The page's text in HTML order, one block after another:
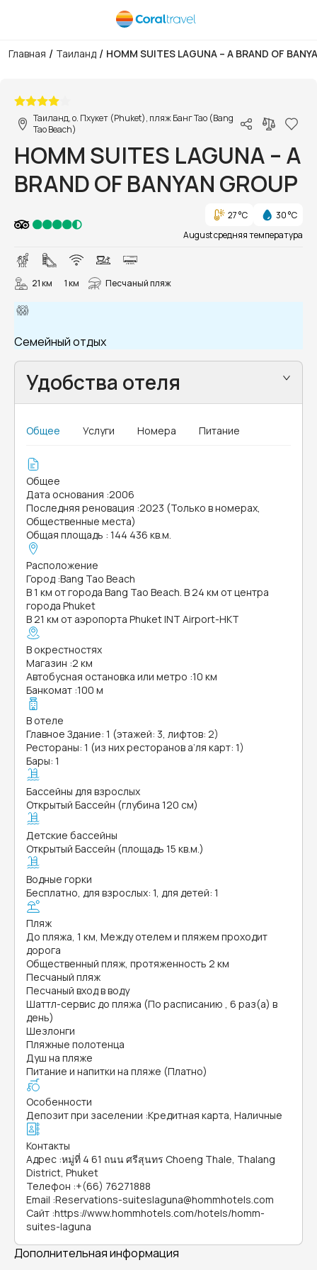
Главная / Таиланд / HOMM SUITES LAGUNA – A BRAND OF
Таиланд, о. Пхукет (Phuket), пляж Банг Тао (Bang
Tao Beach)
HOMM SUITES LAGUNA – A
BRAND OF BANYAN GROUP
27 °C
30 °C
August средняя температура
21 км 1 км Песчаный пляж
Семейный отдых
Удобства отеля
Общее Услуги Номера Питание
Общее
Дата основания :2006
Последняя реновация :2023 (Только в номерах,
Общественные места)
Общая площадь : 144 436 кв.м.
Расположение
Город :Bang Tao Beach
В 1 км от города Bang Tao Beach. В 24 км от центра
города Phuket
В 21 км от аэропорта Phuket INT Airport-HKT
В окрестностях
Магазин :2 км
Автобусная остановка или метро :10 км
Банкомат :100 м
В отеле
Главное Здание: 1 (этажей: 3, лифтов: 2)
Рестораны: 1 (из них ресторанов а’ля карт: 1)
Бары: 1
Бассейны для взрослых
Открытый Бассейн (глубина 120 см)
Детские бассейны
Открытый Бассейн (площадь 15 кв.м.)
Водные горки
Бесплатно, для взрослых: 1, для детей: 1
Пляж
До пляжа, 1 км, Между отелем и пляжем проходит
дорога
Общественный пляж, протяженность 2 км
Песчаный пляж
Песчаный вход в воду
Шаттл-сервис до пляжа (По расписанию , 6 раз(а) в
день)
Шезлонги
Пляжные полотенца
Душ на пляже
Питание и напитки на пляже (Платно)
Особенности
Депозит при заселении :Кредитная карта, Наличные
Контакты
Адрес :หมู่ที่ 4 61 ถนน ศรีสุนทร Choeng Thale, Thalang
District, Phuket
Телефон :+(66) 76271888
Email :Reservations-suiteslaguna@hommhotels.com
Сайт :https://www.hommhotels.com/hotels/homm-
suites-laguna
Дополнительная информация